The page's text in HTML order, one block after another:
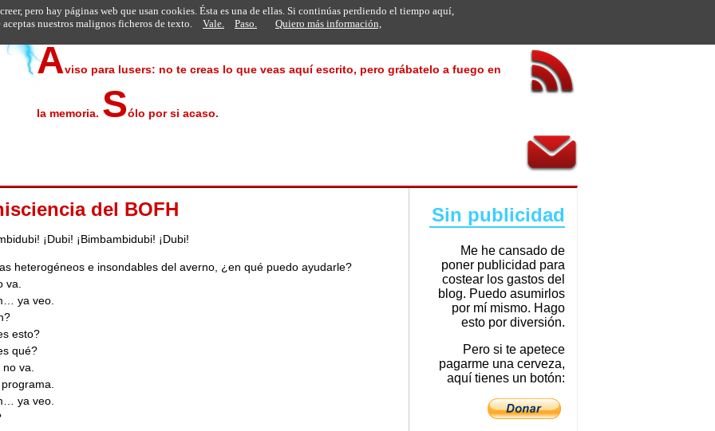
Aviso para lusers: no te creas lo que veas aquí escrito, pero grábatelo a fuego en
la memoria. Sólo por si acaso.
Sin publicidad
Me he cansado de
poner publicidad para
costear los gastos del
blog. Puedo asumirlos
por mí mismo. Hago
esto por diversión.
Pero si te apetece
pagarme una cerveza,
aquí tienes un botón:
del BOFH
¡Dubi! ¡Bimbambidubi! ¡Dubi!
heterogéneos e insondables del averno, ¿en qué puedo ayudarle?
va.
ya veo.
esto?
qué?
va.
ya veo.
pero hay páginas web que usan cookies. Ésta es una de ellas. Si continúas perdiendo el tiempo aquí,
aceptas nuestros malignos ficheros de texto.
Vale. Paso. Quiero más información,